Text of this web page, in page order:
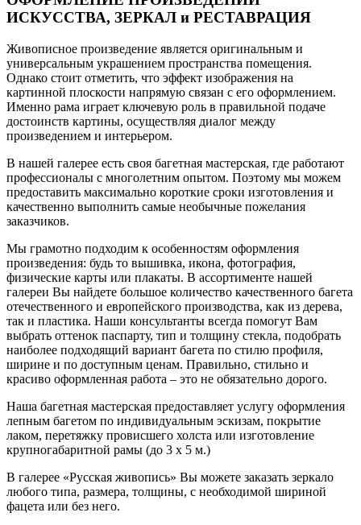
ИСКУССТВА, ЗЕРКАЛ и РЕСТАВРАЦИЯ
Живописное произведение является оригинальным и
универсальным украшением пространства помещения.
Однако стоит отметить, что эффект изображения на
картинной плоскости напрямую связан с его оформлением.
Именно рама играет ключевую роль в правильной подаче
достоинств картины, осуществляя диалог между
произведением и интерьером.
В нашей галерее есть своя багетная мастерская, где работают
профессионалы с многолетним опытом. Поэтому мы можем
предоставить максимально короткие сроки изготовления и
качественно выполнить самые необычные пожелания
заказчиков.
Мы грамотно подходим к особенностям оформления
произведения: будь то вышивка, икона, фотография,
физические карты или плакаты. В ассортименте нашей
галереи Вы найдете большое количество качественного багета
отечественного и европейского производства, как из дерева,
так и пластика. Наши консультанты всегда помогут Вам
выбрать оттенок паспарту, тип и толщину стекла, подобрать
наиболее подходящий вариант багета по стилю профиля,
ширине и по доступным ценам. Правильно, стильно и
красиво оформленная работа – это не обязательно дорого.
Наша багетная мастерская предоставляет услугу оформления
лепным багетом по индивидуальным эскизам, покрытие
лаком, перетяжку провисшего холста или изготовление
крупногабаритной рамы (до 3 х 5 м.)
В галерее «Русская живопись» Вы можете заказать зеркало
любого типа, размера, толщины, с необходимой шириной
фацета или без него.